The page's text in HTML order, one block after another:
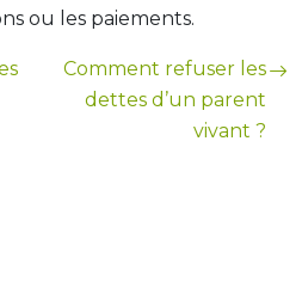
ou les paiements.
Comment refuser les
dettes d’un parent
vivant ?